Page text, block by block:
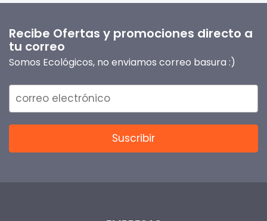
Recibe Ofertas y promociones directo a
tu correo
Somos Ecológicos, no enviamos correo basura :)